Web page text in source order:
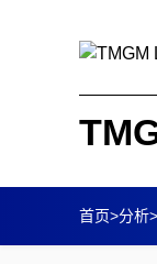
首页>分析>